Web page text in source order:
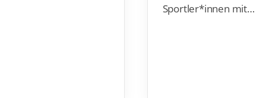
Sportler*innen mit…